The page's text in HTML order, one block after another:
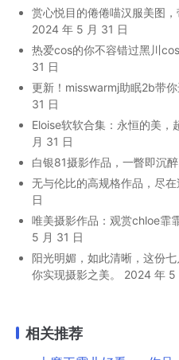
赏心悦目的倦倦喵汉服美图，
2024 年 5 月 31 日
热爱cos的你不容错过黑川
31 日
更新！misswarmj助眠2b带
31 日
Eloise软软合集：永恒的美，
月 31 日
白银81摄影作品，一瞥即沉醉
无与伦比的高规格作品，尽
日
唯美摄影作品：观赏chloe霏
5 月 31 日
阳光明媚，如此清晰，这份
你实现摄影之美。
2024 年 5
相关推荐